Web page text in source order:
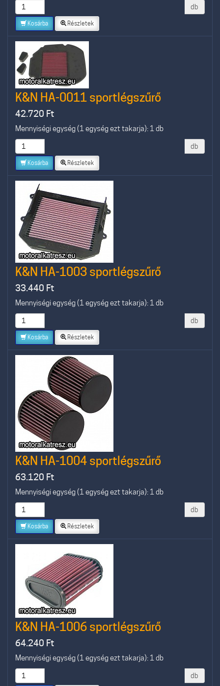
db
Kosárba Részletek
K&N HA-0011 sportlégszűrő
42.720 Ft
Mennyiségi egység (1 egység ezt takarja): 1 db
db
Kosárba Részletek
K&N HA-1003 sportlégszűrő
33.440 Ft
Mennyiségi egység (1 egység ezt takarja): 1 db
db
Kosárba Részletek
K&N HA-1004 sportlégszűrő
63.120 Ft
Mennyiségi egység (1 egység ezt takarja): 1 db
db
Kosárba Részletek
K&N HA-1006 sportlégszűrő
64.240 Ft
Mennyiségi egység (1 egység ezt takarja): 1 db
db